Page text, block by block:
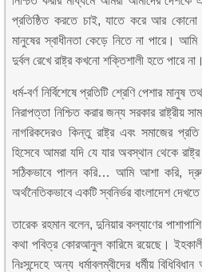
প্রতিষ্ঠিত করতে চাই, যাতে করে আর কোনো
মানুষের স্বাধীনতা কেড়ে নিতে না পারে। আমি
দুর্বল রেখে রাষ্ট্র কখনো শক্তিশালী হতে পারে না।
ধর্ম-বর্ণ নির্বিশেষে প্রতিটি শ্রেণি পেশার মানুষ
নিরাপত্তা নিশ্চিত করার জন্য সরকার রাষ্ট্রীয়
নাগরিকদেরও কিন্তু রাষ্ট্র এবং সমাজের
হিসেবে আমরা যদি যে যার অবস্থান থেকে
সঠিকভাবে পালন করি… আমি আশা করি,
অর্থনৈতিকভাবে একটি স্বনির্ভর বাংলাদেশ
তারেক রহমান বলেন, দুনিয়ার কল্যাণের
কথা পবিত্র কোরআনুল কারিমে রয়েছে।
নিঃসন্দেহে অন্য ধর্মাবলম্বীদের ধর্মীয়